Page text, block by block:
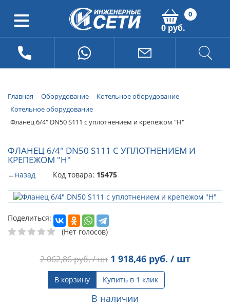
0
0 руб.
Главная Оборудование
Котельное оборудование
Котельное оборудование
Фланец 6/4" DN50 S111 с уплотнением и крепежом "Н"
ФЛАНЕЦ 6/4" DN50 S111 С УПЛОТНЕНИЕМ И
КРЕПЕЖОМ "Н"
←назад Код товара: 15475
Поделиться:
(Нет голосов)
2 062,86руб. / шт 1 918,46руб. / шт
В корзину Купить в 1 клик
В наличии